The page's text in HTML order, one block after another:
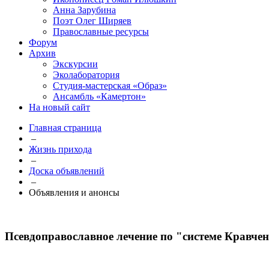
Анна Зарубина
Поэт Олег Ширяев
Православные ресурсы
Форум
Архив
Экскурсии
Эколаборатория
Студия-мастерская «Образ»
Ансамбль «Камертон»
На новый сайт
Главная страница
–
Жизнь прихода
–
Доска объявлений
–
Объявления и анонсы
Псевдоправославное лечение по "системе